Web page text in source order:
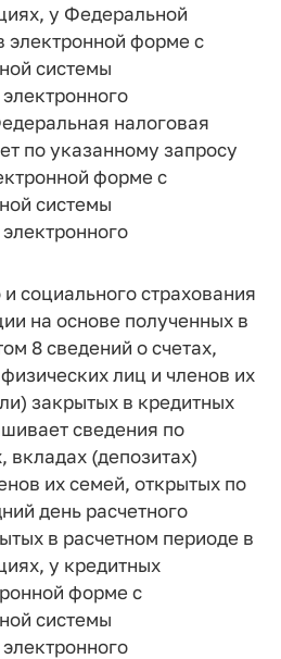
у Федеральной
электронной форме с
системы
налоговая
по указанному запросу
форме с
системы
социального страхования
на основе полученных в
8 сведений о счетах,
лиц и членов их
закрытых в кредитных
сведения по
вкладах (депозитах)
их семей, открытых по
день расчетного
в расчетном периоде в
у кредитных
форме с
системы